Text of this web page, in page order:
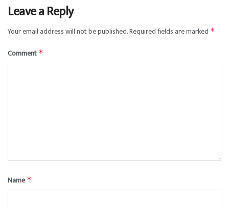
Leave a Reply
Your email address will not be published.Required fields are marked *
Comment *
Name*